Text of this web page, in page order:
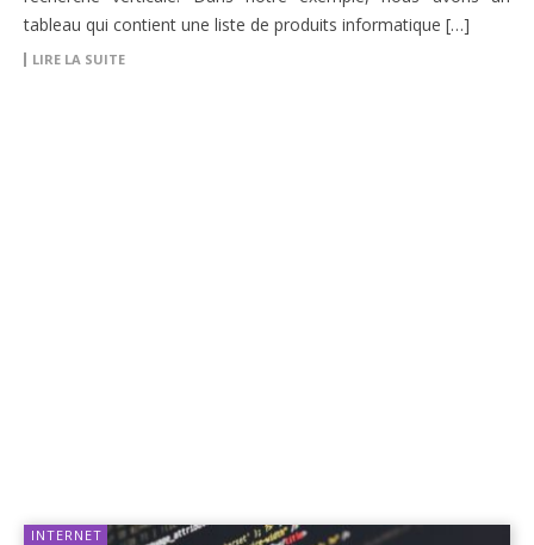
tableau qui contient une liste de produits informatique […]
LIRE LA SUITE
INTERNET